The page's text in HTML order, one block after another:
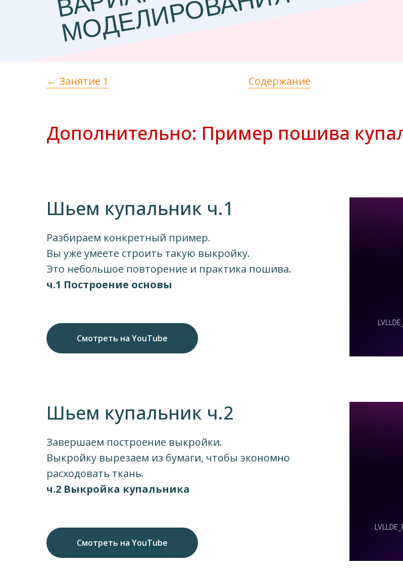
← Занятие 1 Содержание
Дополнительно: Пример пошива
Шьем купальник ч.1
Разбираем конкретный пример.
Вы уже умеете строить такую выкройку.
Это небольшое повторение и практика пошива.
ч.1 Построение основы
Смотреть на YouTube
Шьем купальник ч.2
Завершаем построение выкройки.
Выкройку вырезаем из бумаги, чтобы экономно
расходовать ткань.
ч.2 Выкройка купальника
Смотреть на YouTube